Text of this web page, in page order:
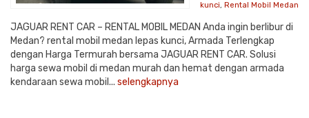
kunci, Rental Mobil Medan
JAGUAR RENT CAR – RENTAL MOBIL MEDAN Anda ingin berlibur di
Medan? rental mobil medan lepas kunci, Armada Terlengkap
dengan Harga Termurah bersama JAGUAR RENT CAR. Solusi
harga sewa mobil di medan murah dan hemat dengan armada
kendaraan sewa mobil... selengkapnya